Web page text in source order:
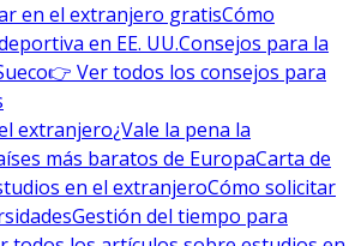
en el extranjero gratisCómo
en EE. UU.Consejos para la
👉 Ver todos los consejos para
extranjero¿Vale la pena la
más baratos de EuropaCarta de
en el extranjeroCómo solicitar
Gestión del tiempo para